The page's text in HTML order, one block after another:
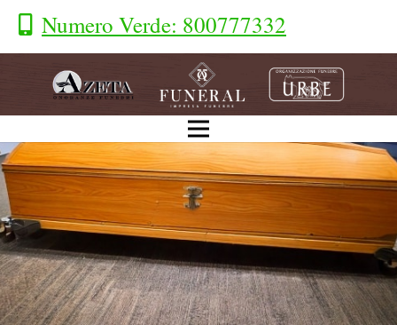
Numero Verde: 800777332